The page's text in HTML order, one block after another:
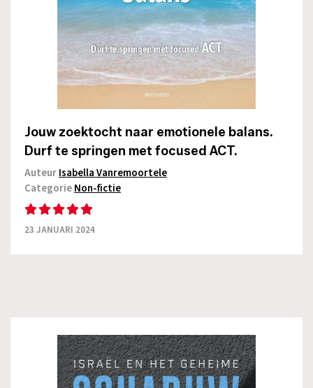
Jouw zoektocht naar emotionele balans.
Durf te springen met focused ACT.
AuteurIsabella Vanremoortele
CategorieNon-fictie
23 JANUARI 2024